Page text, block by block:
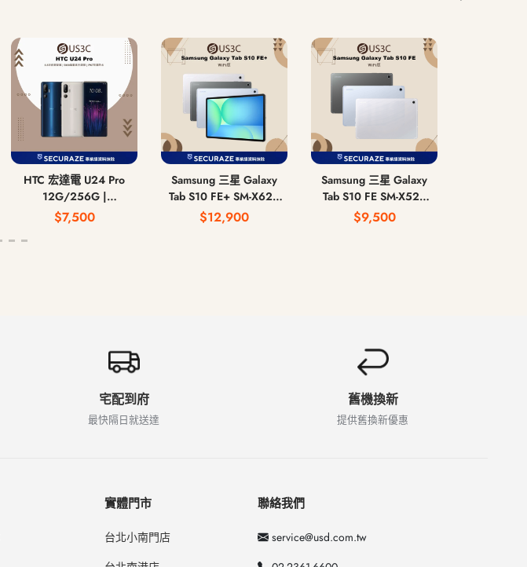
HTC 宏達電 U24 Pro
12G/256G |
12G/512G 6.8吋
$7,500
Samsung 三星 Galaxy
Tab S10 FE+ SM-X620
8G/128G | 12G/256G
$12,900
Samsung 三星 Galaxy
Tab S10 FE SM-X520
8G/128G | 12G/256G
$9,500
宅配到府
最快隔日就送達
舊機換新
提供舊換新優惠
實體門市
台北小南門店
聯絡我們
service@usd.com.tw